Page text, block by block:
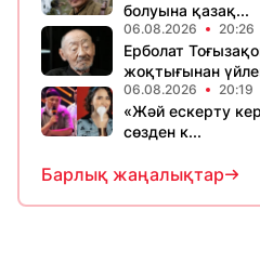
болуына қазақ...
06.08.2026 20:26
Ерболат
жоқтығынан
06.08.2026 20:19
«Жәй ескерту
сөзден к...
Барлық жаңалықтар